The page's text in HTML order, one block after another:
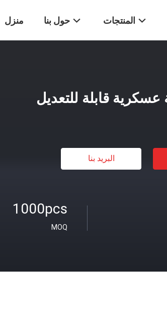
منزل حول بنا المنتجات
عسكرية قابلة للتعديل
البريد بنا
1000pcs
MOQ